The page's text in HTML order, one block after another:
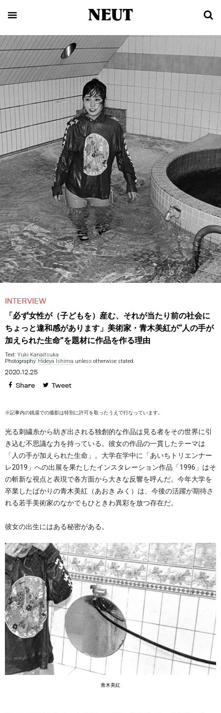
INTERVIEW
「必ず女性が（子どもを）産む、それが当たり前の社会に
ちょっと違和感があります」美術家・青木美紅が“人の手が
加えられた生命”を題材に作品を作る理由
Text: Yuki Kanaitsuka
Photography: Hideya Ishima unless otherwise stated.
2020.12.25
Share Tweet
※記事内の銭湯での撮影は特別に許可を取ったうえで行なっています。
光る刺繍糸から紡ぎ出される独創的な作品は見る者をその世界に引
き込む不思議な力を持っている。彼女の作品の一貫したテーマは
「人の手が加えられた生命」。大学在学中に「あいちトリエンナー
レ2019」への出展を果たしたインスタレーション作品「1996」はそ
の斬新な視点と表現で各方面から大きな反響を呼んだ。今年大学を
卒業したばかりの青木美紅（あおき みく）は、今後の活躍が期待さ
れる若手美術家のなかでもひときわ異彩を放つ存在だ。
彼女の出生にはある秘密がある。
青木美紅